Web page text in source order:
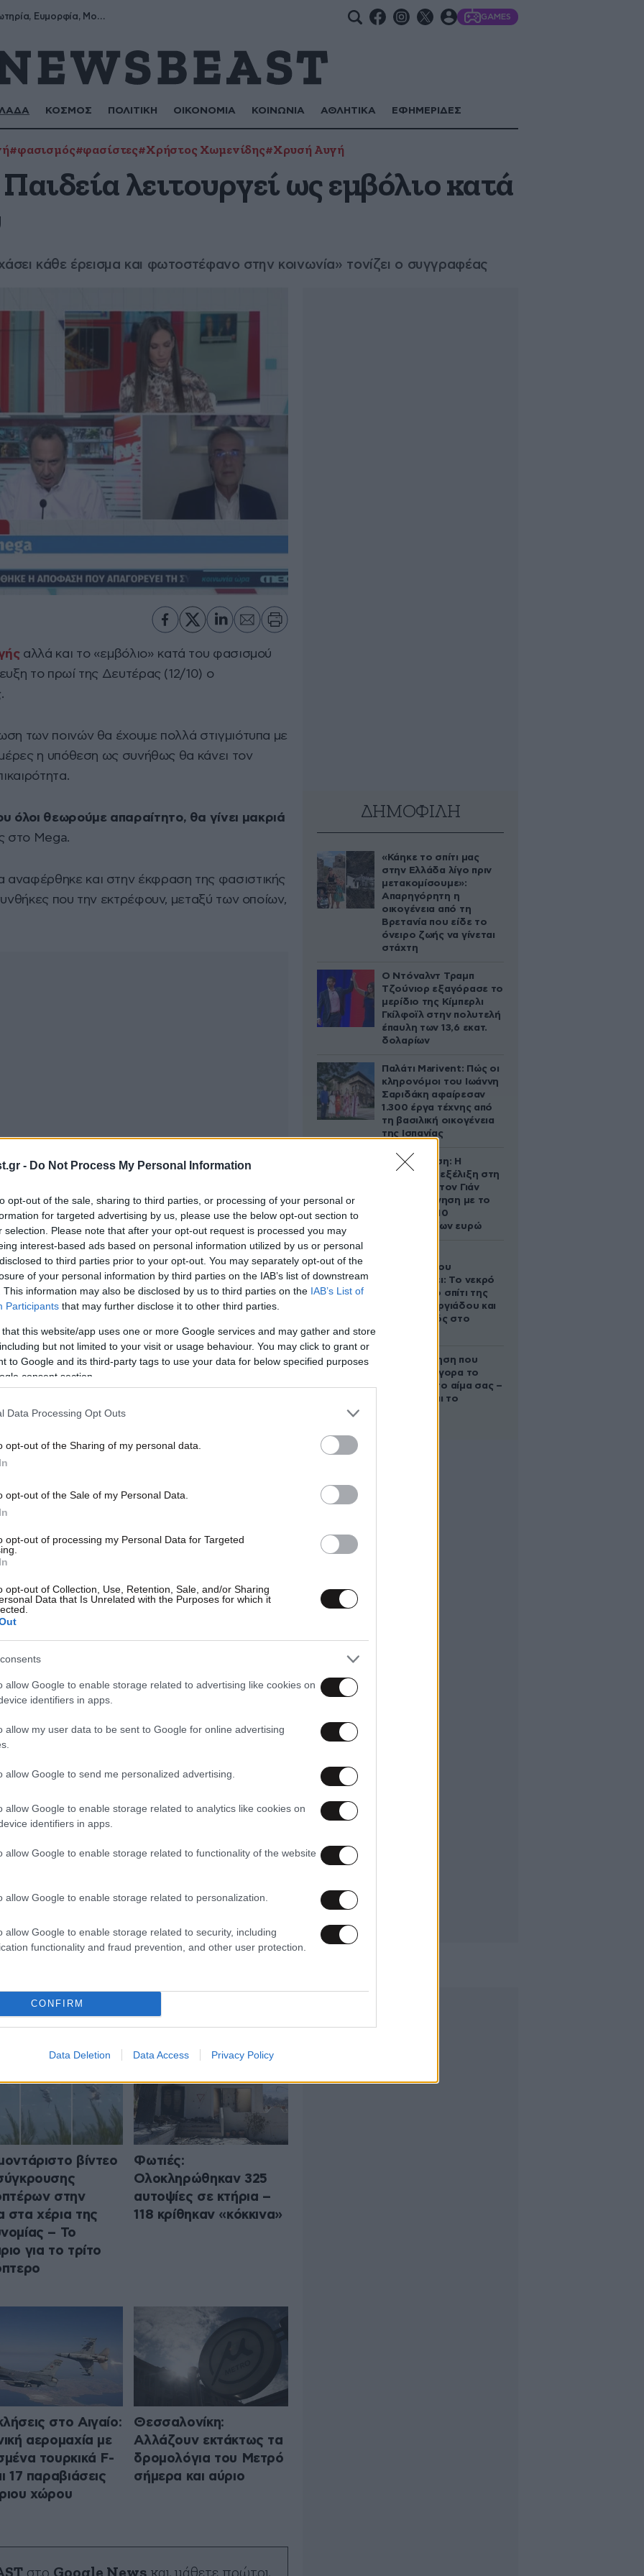
- Do Not Process My Personal Information
opt-out of the sale, sharing to third parties, or processing of your personal or
for targeted advertising by us, please use the below opt-out section to
selection. Please note that after your opt-out request is processed you may
interest-based ads based on personal information utilized by us or personal
to third parties prior to your opt-out. You may separately opt-out of the
of your personal information by third parties on the IAB’s list of downstream
This information may also be disclosed by us to third parties on the IAB’s List of
Participants that may further disclose it to other third parties.
that this website/app uses one or more Google services and may gather and store
but not limited to your visit or usage behaviour. You may click to grant or
to Google and its third-party tags to use your data for below specified purposes
consent section.
Data Processing Opt Outs
opt-out of the Sharing of my personal data.
opt-out of the Sale of my Personal Data.
opt-out of processing my Personal Data for Targeted
opt-out of Collection, Use, Retention, Sale, and/or Sharing
Data that Is Unrelated with the Purposes for which it
allow Google to enable storage related to advertising like cookies on
identifiers in apps.
allow my user data to be sent to Google for online advertising
allow Google to send me personalized advertising.
allow Google to enable storage related to analytics like cookies on
identifiers in apps.
allow Google to enable storage related to functionality of the website
allow Google to enable storage related to personalization.
allow Google to enable storage related to security, including
functionality and fraud prevention, and other user protection.
CONFIRM
Data Deletion Data Access Privacy Policy
Σωτήρης, Σωτηρία, Ευμορφία, Μορφούλα GAMES
ΚΟΣΜΟΣ ΠΟΛΙΤΙΚΗ ΟΙΚΟΝΟΜΙΑ ΚΟΙΝΩΝΙΑ ΑΘΛΗΤΙΚΑ ΕΦΗΜΕΡΙΔΕΣ
#φασισμός#φασίστες#Χρήστος Χωμενίδης#Χρυσή Αυγή
λειτουργεί ως εμβόλιο κατά
κάθε έρεισμα και φωτοστέφανο στην κοινωνία» τονίζει ο συγγραφέας
αλλά και το «εμβόλιο» κατά του φασισμού
το πρωί της Δευτέρας (12/10) ο
των ποινών θα έχουμε πολλά στιγμιότυπα με
η υπόθεση ως συνήθως θα κάνει τον
όλοι θεωρούμε απαραίτητο, θα γίνει μακριά
στο Mega.
και στην έκφραση της φασιστικής
που την εκτρέφουν, μεταξύ των οποίων,
που θα λειτουργεί ως εμβόλιο για κάθε
της Χρυσής Αυγής εκτός από την «πονηριά»
απέναντι στο δρόμο, έπαιξε, όπως είπε
που δεν αντιμετώπισαν άλλες ευρωπαϊκές
χάσει κάθε έρεισμα και φωτοστέφανο
ΔΗΜΟΦΙΛΗ
«Κάηκε το σπίτι μας
στην Ελλάδα λίγο πριν
μετακομίσουμε»:
Απαρηγόρητη η
οικογένεια από τη
Βρετανία που είδε το
όνειρο ζωής να γίνεται
στάχτη
Ο Ντόναλντ Τραμπ
Τζούνιορ εξαγόρασε το
μερίδιο της Κίμπερλι
Γκίλφοϊλ στην πολυτελή
έπαυλη των 13,6 εκατ.
δολαρίων
Παλάτι Marivent: Πώς οι
κληρονόμοι του Ιωάννη
Σαριδάκη αφαίρεσαν
1.300 έργα τέχνης από
τη βασιλική οικογένεια
της Ισπανίας
Αθηνά Ωνάση: Η
απρόσμενη εξέλιξη στη
διαμάχη με τον Γιάν
Τοπς – Η κίνηση με το
άλογο των 10
εκατομμυρίων ευρώ
Τζώρτζογλου
αποκαλύπτει: Το νεκρό
έμβρυο στο σπίτι της
Μαρίας Γεωργιάδου και
ο εγκλεισμός στο
Η απλή άσκηση που
μειώνει γρήγορα το
σάκχαρο στο αίμα σας –
Και δεν είναι το
ΕΛΛΑΔΑ
βίντεο
στην
στα χέρια της
– Το
για το τρίτο
Φωτιές:
Ολοκληρώθηκαν 325
αυτοψίες σε κτήρια –
118 κρίθηκαν «κόκκινα»
στο Αιγαίο:
αερομαχία με
τουρκικά F-
17 παραβιάσεις
χώρου
Θεσσαλονίκη:
Αλλάζουν εκτάκτως τα
δρομολόγια του Μετρό
σήμερα και αύριο
στο Google Newsκαι μάθετε πρώτοι